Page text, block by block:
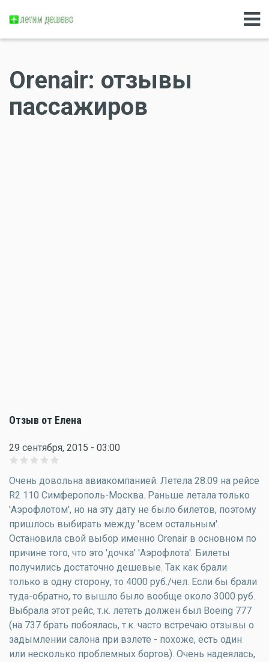
Orenair: отзывы
пассажиров
Отзыв от Елена
29 сентября, 2015 - 03:00
Очень довольна авиакомпанией. Летела 28.09 на рейсе
R2 110 Симферополь-Москва. Раньше летала только
'Аэрофлотом', но на эту дату не было билетов, поэтому
пришлось выбирать между 'всем остальным'.
Остановила свой выбор именно Orenair в основном по
причине того, что это 'дочка' 'Аэрофлота'. Билеты
получились достаточно дешевые. Так как брали
только в одну сторону, то 4000 руб./чел. Если бы брали
туда-обратно, то вышло было вообще около 3000 руб.
Выбрала этот рейс, т.к. лететь должен был Boeing 777
(на 737 брать побоялась, т.к. часто встречаю отзывы о
задымлении салона при взлете - похоже, есть один
или несколько проблемных бортов). Очень надеялась,